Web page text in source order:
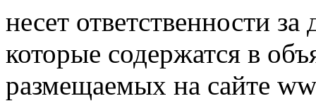
несет ответственности
которые содержатся в
размещаемых на сайте